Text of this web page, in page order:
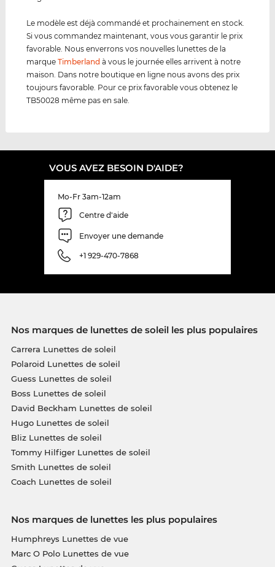
Le modèle est déjà commandé et prochainement en stock.
Si vous commandez maintenant, vous vous garantir le prix
favorable. Nous enverrons vos nouvelles lunettes de la
marqueTimberland à vous le journée elles arrivent à notre
maison. Dans notre boutique en ligne nous avons des prix
toujours favorable. Pour ce prix favorable vous obtenez le
TB50028 même pas en sale.
VOUS AVEZ BESOIN D'AIDE?
Mo-Fr 3am-12am
Centre d'aide
Envoyer une demande
+1 929-470-7868
Nos marques de lunettes de soleil les plus populaires
Carrera Lunettes de soleil
Polaroid Lunettes de soleil
Guess Lunettes de soleil
Boss Lunettes de soleil
David Beckham Lunettes de soleil
Hugo Lunettes de soleil
Bliz Lunettes de soleil
Tommy Hilfiger Lunettes de soleil
Smith Lunettes de soleil
Coach Lunettes de soleil
Nos marques de lunettes les plus populaires
Humphreys Lunettes de vue
Marc O Polo Lunettes de vue